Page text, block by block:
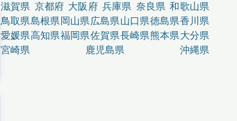
滋賀県 京都府 大阪府 兵庫県 奈良県 和歌山県
鳥取県島根県岡山県広島県山口県徳島県香川県
愛媛県高知県福岡県佐賀県長崎県熊本県大分県
宮崎県
鹿児島県 沖縄県